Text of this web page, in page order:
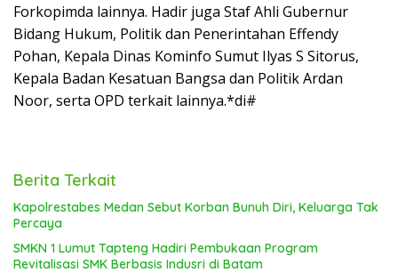
Forkopimda lainnya. Hadir juga Staf Ahli Gubernur
Bidang Hukum, Politik dan Penerintahan Effendy
Pohan, Kepala Dinas Kominfo Sumut Ilyas S Sitorus,
Kepala Badan Kesatuan Bangsa dan Politik Ardan
Noor, serta OPD terkait lainnya.*di#
Berita Terkait
Kapolrestabes Medan Sebut Korban Bunuh Diri, Keluarga Tak
Percaya
SMKN 1 Lumut Tapteng Hadiri Pembukaan Program
Revitalisasi SMK Berbasis Indusri di Batam